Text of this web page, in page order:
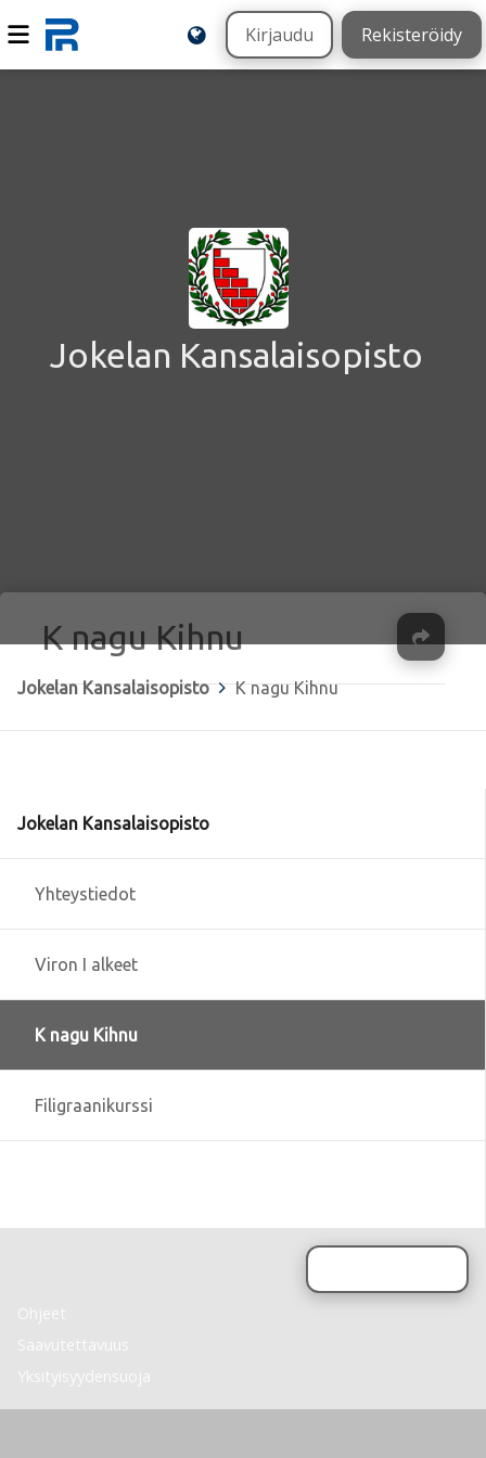
Kirjaudu Rekisteröidy
Jokelan Kansalaisopisto
Jokelan Kansalaisopisto> K nagu Kihnu
K nagu Kihnu
Jokelan Kansalaisopisto
Yhteystiedot
Viron I alkeet
K nagu Kihnu
Filigraanikurssi
Ohjeet
Saavutettavuus
Yksityisyydensuoja